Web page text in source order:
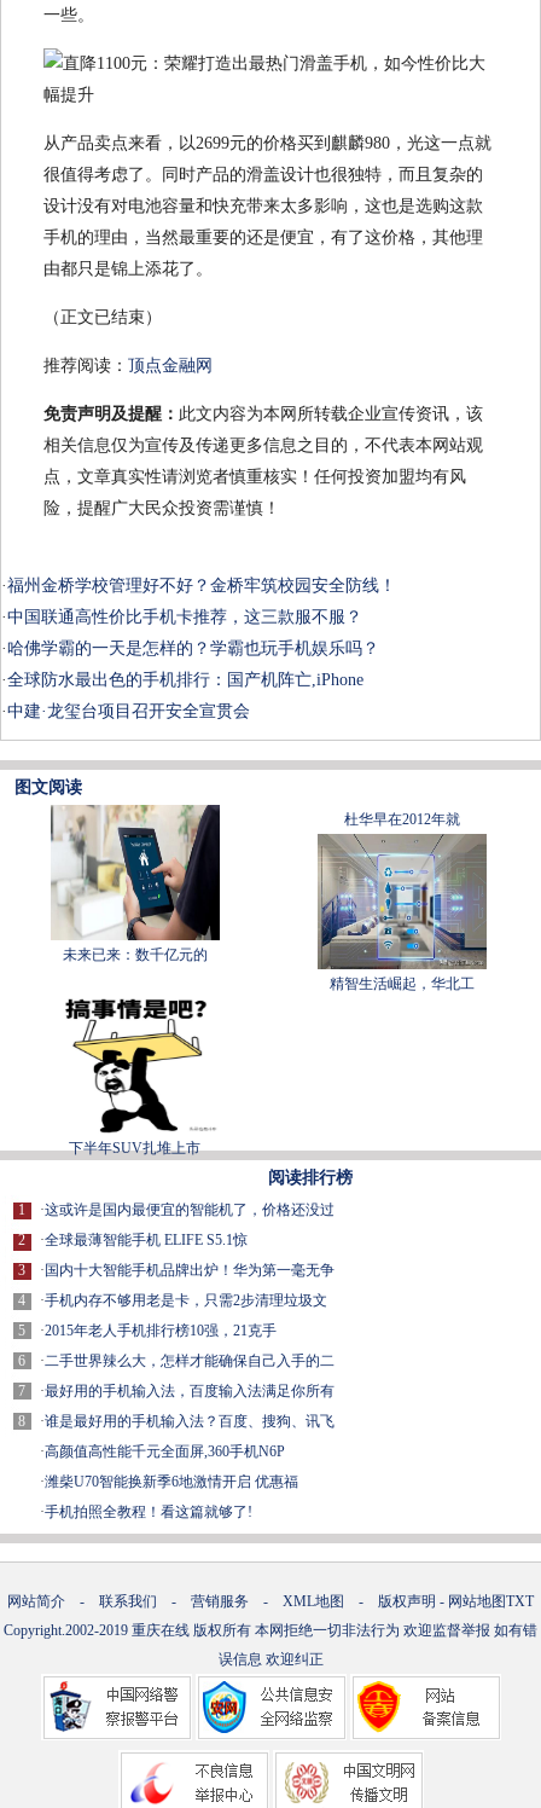
一些。
从产品卖点来看，以2699元的价格买到麒麟980，光这一点就
很值得考虑了。同时产品的滑盖设计也很独特，而且复杂的
设计没有对电池容量和快充带来太多影响，这也是选购这款
手机的理由，当然最重要的还是便宜，有了这价格，其他理
由都只是锦上添花了。
（正文已结束）
推荐阅读： 顶点金融网
免责声明及提醒： 此文内容为本网所转载企业宣传资讯，该
相关信息仅为宣传及传递更多信息之目的，不代表本网站观
点，文章真实性请浏览者慎重核实！任何投资加盟均有风
险，提醒广大民众投资需谨慎！
·福州金桥学校管理好不好？金桥牢筑校园安全防线！
·中国联通高性价比手机卡推荐，这三款服不服？
·哈佛学霸的一天是怎样的？学霸也玩手机娱乐吗？
·全球防水最出色的手机排行：国产机阵亡,iPhone
·中建·龙玺台项目召开安全宣贯会
图文阅读
未来已来：数千亿元的
杜华早在2012年就
精智生活崛起，华北工
下半年SUV扎堆上市
阅读排行榜
1
2
3
4
5
6
7
8
·这或许是国内最便宜的智能机了，价格还没过
·全球最薄智能手机 ELIFE S5.1惊
· 国内十大智能手机品牌出炉！华为第一毫无争
·手机内存不够用老是卡，只需2步清理垃圾文
·2015年老人手机排行榜10强，21克手
·二手世界辣么大，怎样才能确保自己入手的二
·最好用的手机输入法，百度输入法满足你所有
·谁是最好用的手机输入法？百度、搜狗、讯飞
·高颜值高性能千元全面屏,360手机N6P
·潍柴U70智能换新季6地激情开启 优惠福
·手机拍照全教程！看这篇就够了!
网站简介 - 联系我们 - 营销服务 - XML地图 - 版权声明 - 网站地图TXT
Copyright.2002-2019 重庆在线 版权所有 本网拒绝一切非法行为 欢迎监督举报 如有错
误信息 欢迎纠正